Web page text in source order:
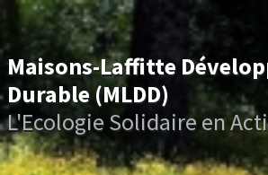
Maisons-Laffitte
Durable (MLDD)
L'Ecologie Solidaire en